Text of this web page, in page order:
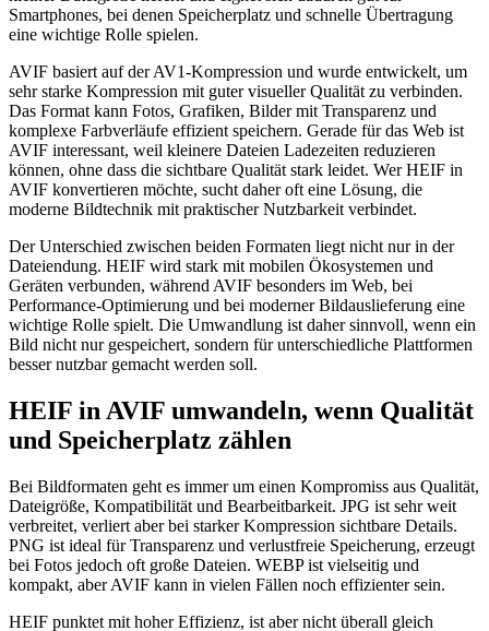
Smartphones, bei denen Speicherplatz und schnelle Übertragung
eine wichtige Rolle spielen.
AVIF basiert auf der AV1-Kompression und wurde entwickelt, um
sehr starke Kompression mit guter visueller Qualität zu verbinden.
Das Format kann Fotos, Grafiken, Bilder mit Transparenz und
komplexe Farbverläufe effizient speichern. Gerade für das Web ist
AVIF interessant, weil kleinere Dateien Ladezeiten reduzieren
können, ohne dass die sichtbare Qualität stark leidet. Wer HEIF in
AVIF konvertieren möchte, sucht daher oft eine Lösung, die
moderne Bildtechnik mit praktischer Nutzbarkeit verbindet.
Der Unterschied zwischen beiden Formaten liegt nicht nur in der
Dateiendung. HEIF wird stark mit mobilen Ökosystemen und
Geräten verbunden, während AVIF besonders im Web, bei
Performance-Optimierung und bei moderner Bildauslieferung eine
wichtige Rolle spielt. Die Umwandlung ist daher sinnvoll, wenn ein
Bild nicht nur gespeichert, sondern für unterschiedliche Plattformen
besser nutzbar gemacht werden soll.
HEIF in AVIF umwandeln, wenn Qualität
und Speicherplatz zählen
Bei Bildformaten geht es immer um einen Kompromiss aus Qualität,
Dateigröße, Kompatibilität und Bearbeitbarkeit. JPG ist sehr weit
verbreitet, verliert aber bei starker Kompression sichtbare Details.
PNG ist ideal für Transparenz und verlustfreie Speicherung, erzeugt
bei Fotos jedoch oft große Dateien. WEBP ist vielseitig und
kompakt, aber AVIF kann in vielen Fällen noch effizienter sein.
HEIF punktet mit hoher Effizienz, ist aber nicht überall gleich